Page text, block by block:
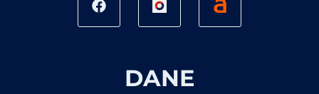
DANE